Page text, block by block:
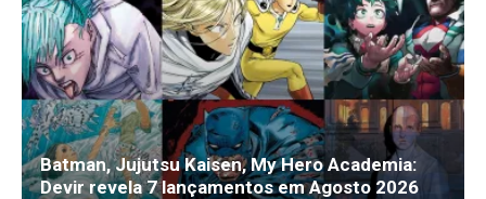
Batman, Jujutsu Kaisen, My Hero Academia:
Devir revela 7 lançamentos em Agosto 2026